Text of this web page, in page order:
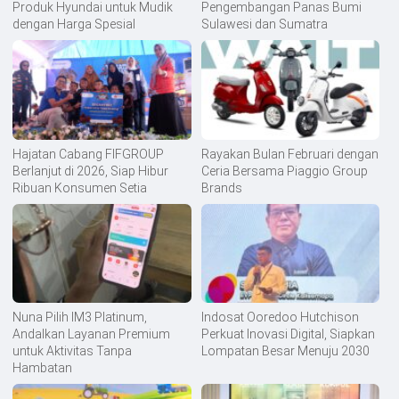
Produk Hyundai untuk Mudik
dengan Harga Spesial
Pengembangan Panas Bumi
Sulawesi dan Sumatra
Hajatan Cabang FIFGROUP
Berlanjut di 2026, Siap Hibur
Ribuan Konsumen Setia
Rayakan Bulan Februari dengan
Ceria Bersama Piaggio Group
Brands
Nuna Pilih IM3 Platinum,
Andalkan Layanan Premium
untuk Aktivitas Tanpa
Hambatan
Indosat Ooredoo Hutchison
Perkuat Inovasi Digital, Siapkan
Lompatan Besar Menuju 2030